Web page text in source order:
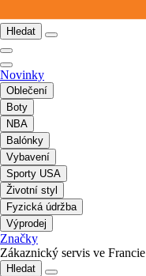
Hledat
Novinky
Oblečení
Boty
NBA
Balónky
Vybavení
Sporty USA
Životní styl
Fyzická údržba
Výprodej
Značky
Zákaznický servis ve Francie
Hledat